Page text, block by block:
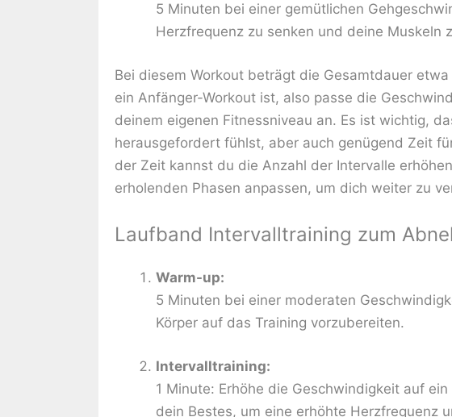
5 Minuten bei einer gemütlichen
Herzfrequenz zu senken und deine Muskeln
Bei diesem Workout beträgt die Gesamtdauer
ein Anfänger-Workout ist, also passe die
deinem eigenen Fitnessniveau an. Es ist wichtig,
herausgefordert fühlst, aber auch genügend Zeit
der Zeit kannst du die Anzahl der Intervalle
erholenden Phasen anpassen, um dich weiter zu
Laufband Intervalltraining zum
Warm-up:
5 Minuten bei einer moderaten
Körper auf das Training vorzubereiten.
Intervalltraining:
1 Minute: Erhöhe die Geschwindigkeit auf
dein Bestes, um eine erhöhte Herzfrequenz